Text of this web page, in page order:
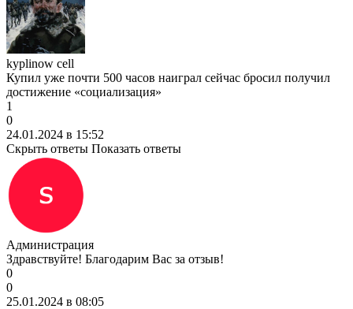
kyplinow cell
Купил уже почти 500 часов наиграл сейчас бросил получил
достижение «социализация»
1
0
24.01.2024 в 15:52
Скрыть ответы Показать ответы
Администрация
Здравствуйте! Благодарим Вас за отзыв!
0
0
25.01.2024 в 08:05